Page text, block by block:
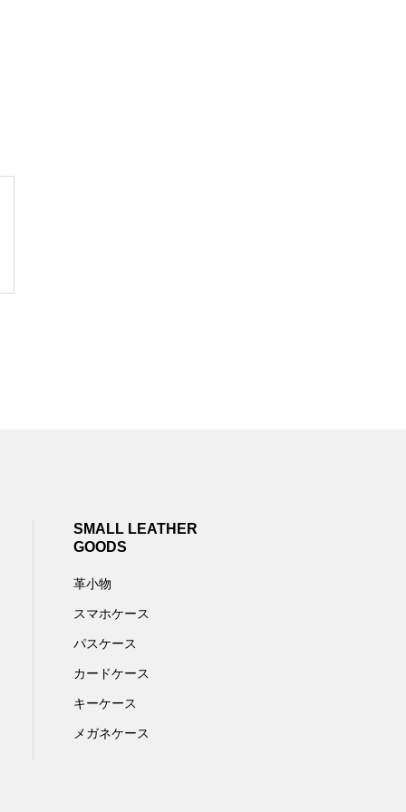
SMALL LEATHER
GOODS
革小物
スマホケース
パスケース
カードケース
キーケース
メガネケース